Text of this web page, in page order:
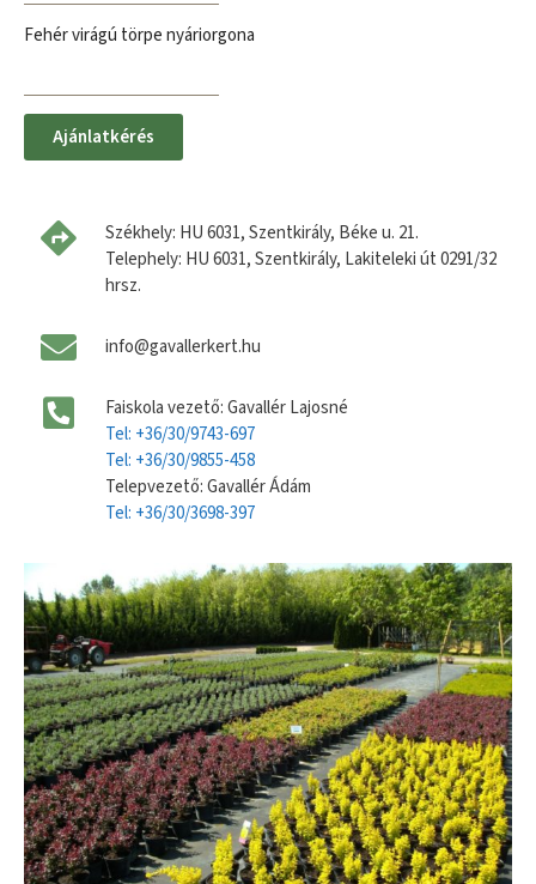
Fehér virágú törpe nyáriorgona
Ajánlatkérés
Székhely: HU 6031, Szentkirály, Béke u. 21.
Telephely: HU 6031, Szentkirály, Lakiteleki út 0291/32
hrsz.
info@gavallerkert.hu
Faiskola vezető: Gavallér Lajosné
Tel: +36/30/9743-697
Tel: +36/30/9855-458
Telepvezető: Gavallér Ádám
Tel: +36/30/3698-397